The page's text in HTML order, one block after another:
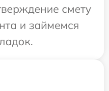
смету
и займемся